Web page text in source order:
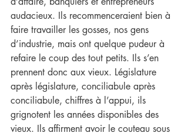
audacieux. Ils recommenceraient bien à
faire travailler les gosses, nos gens
d’industrie, mais ont quelque pudeur à
refaire le coup des tout petits. Ils s’en
prennent donc aux vieux. Législature
après législature, conciliabule après
conciliabule, chiffres à l’appui, ils
grignotent les années disponibles des
vieux. Ils affirment avoir le couteau sous